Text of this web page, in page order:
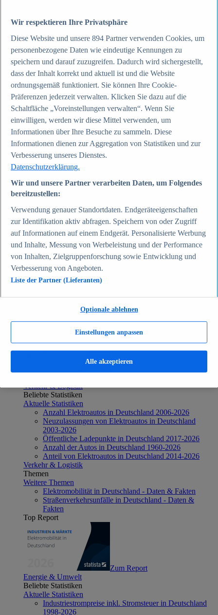
Anzahl der Social-Media-Nutzer weltweit 2012-2025
2025
Soziale Netzwerke in Deutschland nach Generationen
2025
Instagram - Nutzung nach Alter und Geschlecht in
Deutschland 2025
Podcasts - Nutzung 2016-2025
Internet
Themen
Weitere Themen
Social Media - Daten & Fakten
Top Report
Zum Report
Gesellschaft
Aktuelle Statistiken
Bevölkerung Deutschlands nach relevanten
Altersgruppen 2024
Die reichsten Menschen der Welt 2026
Empfänger von Arbeitslosengeld II / Sozialgeld /
Bürgergeld in Deutschland 2005-2025
Ausländer in Deutschland nach Nationalität 2025
Demografie: Altersstruktur in Deutschland 2024
Gesellschaft
Weitere Themen
Demografischer Wandel - Daten & Fakten
Verkehr & Logistik
Beliebte Statistiken
Aktuelle Statistiken
Anzahl Elektroautos in Deutschland 2006-2026
Neuzulassungen von Elektroautos in Deutschland
2003-2026
Öffentliche Ladepunkte in Deutschland 2017-2026
Anzahl der Autos in Deutschland 1960-2026
Anteil von Elektroautos in Deutschland 2014-2026
Verkehr & Logistik
Themen
Weitere Themen
Elektromobilität in Deutschland - Daten & Fakten
Straßenverkehrsunfälle in Deutschland - Daten &
Fakten
Top Report
Zum Report
Energie & Umwelt
Beliebte Statistiken
Aktuelle Statistiken
Industriestrompreise inkl. Stromsteuer in Deutschland
1998-2026
Wir respektieren Ihre Privatsphäre
Diese Website und unsere 894 Partner verwenden Cookies, um
personenbezogene Daten wie eindeutige Kennungen zu
speichern und darauf zuzugreifen. Dadurch wird sichergestellt,
dass der Inhalt korrekt und aktuell ist und die Website
ordnungsgemäß funktioniert. Sie können Ihre Cookie-
Präferenzen jederzeit verwalten. Klicken Sie dazu auf die
Schaltfläche „Voreinstellungen verwalten“. Wenn Sie
einwilligen, werden wir diese Mittel verwenden, um
Informationen über Ihre Besuche zu sammeln. Diese
Informationen dienen zur Aggregation von Statistiken und zur
Verbesserung unseres Dienstes.
Datenschutzerklärung.
Wir und unsere Partner verarbeiten Daten, um Folgendes
bereitzustellen:
Verwendung genauer Standortdaten. Endgeräteeigenschaften
zur Identifikation aktiv abfragen. Speichern von oder Zugriff
auf Informationen auf einem Endgerät. Personalisierte Werbung
und Inhalte, Messung von Werbeleistung und der Performance
von Inhalten, Zielgruppenforschung sowie Entwicklung und
Verbesserung von Angeboten.
Liste der Partner (Lieferanten)
Einstellungen anpassen
Optionale ablehnen
Alle akzeptieren